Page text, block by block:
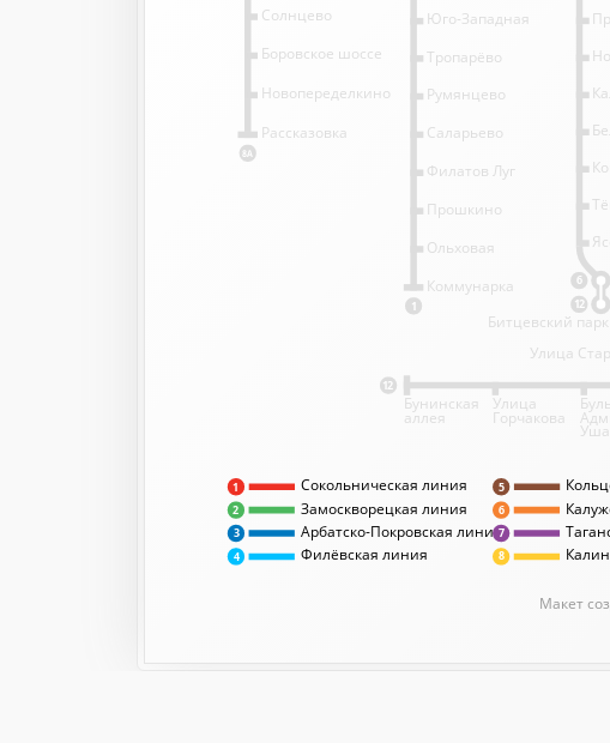
Сокольническая линия
Замоскворецкая линия
Арбатско-Покровская линия
Филёвская линия
Макет
2
3
8
7
6
5
4
1
6
12
12
1
8А
Саларьево
Румянцево
Тропарёво
Юго-Западная
Битцевский парк
Улица
Улица
Горчакова
Бунинская
аллея
Рассказовка
Новопеределкино
Боровское шоссе
Солнцево
Филатов Луг
Прошкино
Ольховая
Коммунарка